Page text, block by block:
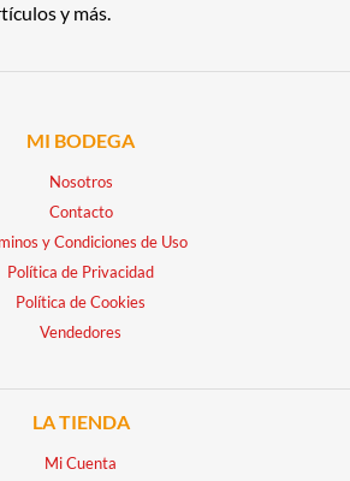
y más.
MI BODEGA
Nosotros
Contacto
y Condiciones de Uso
Política de Privacidad
Política de Cookies
Vendedores
LA TIENDA
Mi Cuenta